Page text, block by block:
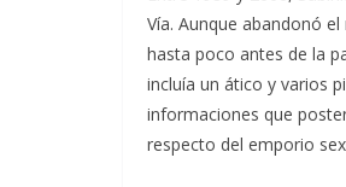
Vía. Aunque abandonó
hasta poco antes de la
incluía un ático y varios
informaciones que
respecto del emporio